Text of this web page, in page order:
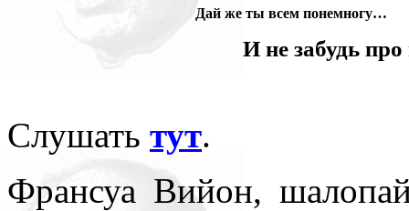
Дай же ты всем понемногу…
И не забудь
Слушать тут.
Франсуа Вийон,